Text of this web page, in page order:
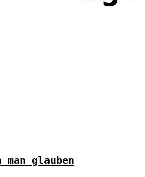
man glauben